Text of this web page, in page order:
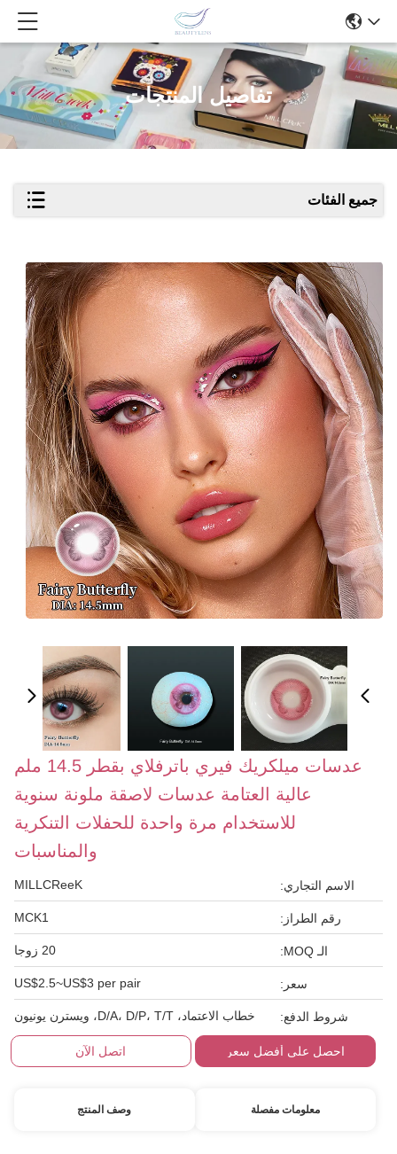
تفاصيل المنتجات
جميع الفئات
عدسات ميلكريك فيري باترفلاي بقطر 14.5 ملم
عالية العتامة عدسات لاصقة ملونة سنوية
للاستخدام مرة واحدة للحفلات التنكرية
والمناسبات
الاسم التجاري: MILLCReeK
رقم الطراز: MCK1
الـ MOQ: 20 زوجا
سعر: US$2.5~US$3 per pair
شروط الدفع: خطاب الاعتماد، D/A، D/P، T/T، ويسترن يونيون
احصل على أفضل سعر اتصل الآن
معلومات مفصلة وصف المنتج